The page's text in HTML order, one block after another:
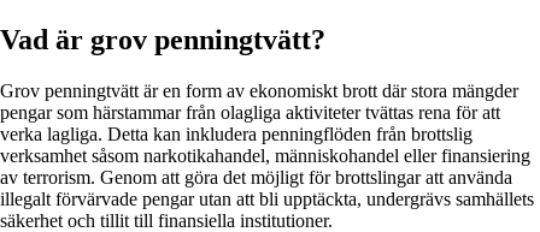
Vad är grov penningtvätt?
Grov penningtvätt är en form av ekonomiskt brott där stora mängder
pengar som härstammar från olagliga aktiviteter tvättas rena för att
verka lagliga. Detta kan inkludera penningflöden från brottslig
verksamhet såsom narkotikahandel, människohandel eller finansiering
av terrorism. Genom att göra det möjligt för brottslingar att använda
illegalt förvärvade pengar utan att bli upptäckta, undergrävs samhällets
säkerhet och tillit till finansiella institutioner.